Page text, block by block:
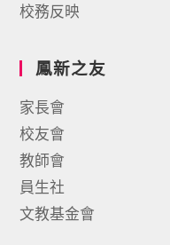
校務反映
鳳新之友
家長會
校友會
教師會
員生社
文教基金會